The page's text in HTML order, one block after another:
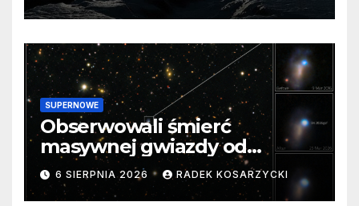
SUPERNOWE
Obserwowali śmierć
masywnej gwiazdy od
samego początku. Niezwykle
cenne dane
6 SIERPNIA 2026 RADEK KOSARZYCKI